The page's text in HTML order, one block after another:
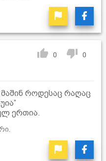
0 0
როდესაც რაღაც
ერთია.